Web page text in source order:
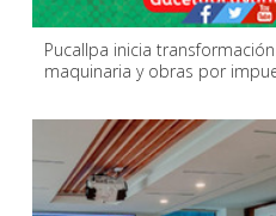
Pucallpa inicia
maquinaria y obras por